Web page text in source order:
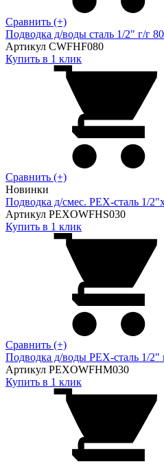
Сравнить (+)
Подводка д/воды сталь 1/2" г/г
Артикул CWFHF080
Купить в 1 клик
Сравнить (+)
Новинки
Подводка д/смес. PEX-сталь 1/
Артикул PEXOWFHS030
Купить в 1 клик
Сравнить (+)
Подводка д/воды PEX-сталь 1/
Артикул PEXOWFHM030
Купить в 1 клик